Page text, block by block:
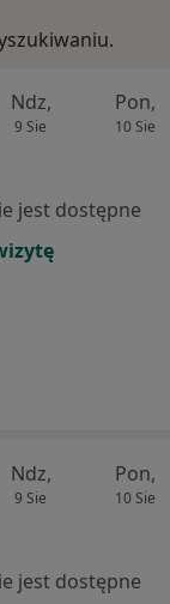
Ndz,
9 Sie
Pon,
10 Sie
jest dostępne
Ndz,
9 Sie
Pon,
10 Sie
jest dostępne